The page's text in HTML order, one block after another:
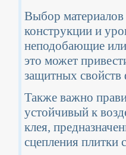
Выбор материалов
конструкции и
неподобающие
это может
защитных свойств
Также важно
устойчивый к
клея,
сцепления